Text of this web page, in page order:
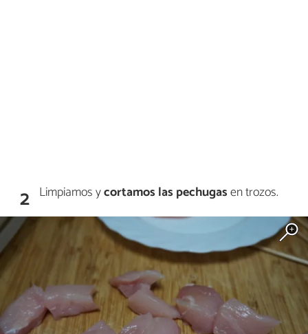
2 Limpiamos ycortamos las pechugasen trozos.